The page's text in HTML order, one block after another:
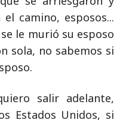
camino, esposos...
le murió su esposo
sola, no sabemos si
salir adelante,
Estados Unidos, si